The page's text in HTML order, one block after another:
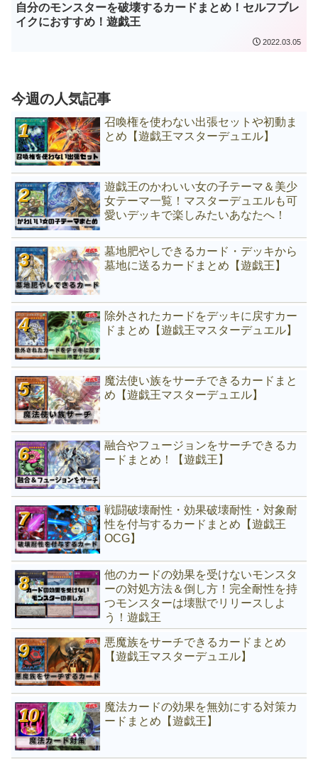
自分のモンスターを破壊するカードまとめ！セルフブレ
イクにおすすめ！遊戯王
2022.03.05
今週の人気記事
召喚権を使わない出張セットや初動ま
とめ【遊戯王マスターデュエル】
遊戯王のかわいい女の子テーマ＆美少
女テーマ一覧！マスターデュエルも可
愛いデッキで楽しみたいあなたへ！
墓地肥やしできるカード・デッキから
墓地に送るカードまとめ【遊戯王】
除外されたカードをデッキに戻すカー
ドまとめ【遊戯王マスターデュエル】
魔法使い族をサーチできるカードまと
め【遊戯王マスターデュエル】
融合やフュージョンをサーチできるカ
ードまとめ！【遊戯王】
戦闘破壊耐性・効果破壊耐性・対象耐
性を付与するカードまとめ【遊戯王
OCG】
他のカードの効果を受けないモンスタ
ーの対処方法＆倒し方！完全耐性を持
つモンスターは壊獣でリリースしよ
う！遊戯王
悪魔族をサーチできるカードまとめ
【遊戯王マスターデュエル】
魔法カードの効果を無効にする対策カ
ードまとめ【遊戯王】